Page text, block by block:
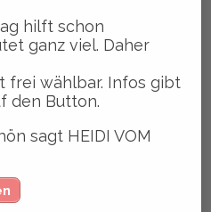
hilft schon
ganz viel. Daher
frei wählbar. Infos gibt
den Button.
sagt HEIDI VOM